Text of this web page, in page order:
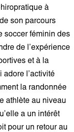
à
son parcours
soccer féminin des
de l’expérience
et à la
adore l’activité
la randonnée
athlète au niveau
a un intérêt
pour un retour au